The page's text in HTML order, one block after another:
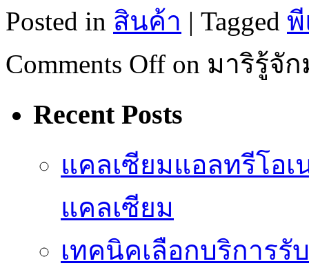
Posted in สินค้า | Tagged
Comments Off on มาริรู้จั
Recent Posts
แคลเซียมแอลทรีโอ
แคลเซียม
เทคนิคเลือกบริการรั